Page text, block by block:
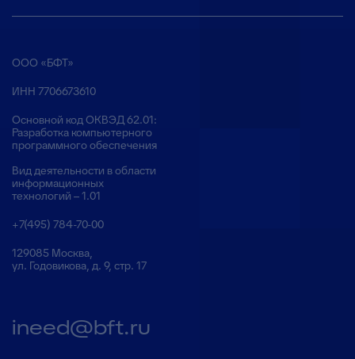
ООО «БФТ»
ИНН 7706673610
Основной код ОКВЭД 62.01:
Разработка компьютерного
программного обеспечения
Вид деятельности в области
информационных
технологий – 1.01
+7(495) 784-70-00
129085 Москва,
ул. Годовикова, д. 9, стр. 17
ineed@bft.ru